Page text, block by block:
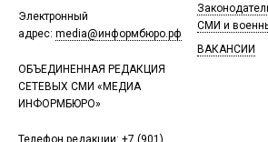
Электронный
адрес: media@информбюро.рф
ОБЪЕДИНЕННАЯ РЕДАКЦИЯ
СЕТЕВЫХ СМИ «МЕДИА
ИНФОРМБЮРО»
Телефон редакции: +7 (901)
СМИ и
ВАКАНСИИ